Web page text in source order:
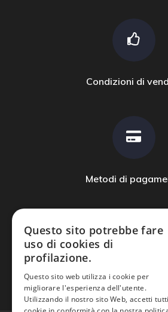
Condizioni di
Metodi di
Domande
Questo sito potrebbe fare
uso di cookies di
profilazione.
Questo sito web utilizza i cookie per
migliorare l'esperienza dell'utente.
Utilizzando il nostro sito Web, accetti